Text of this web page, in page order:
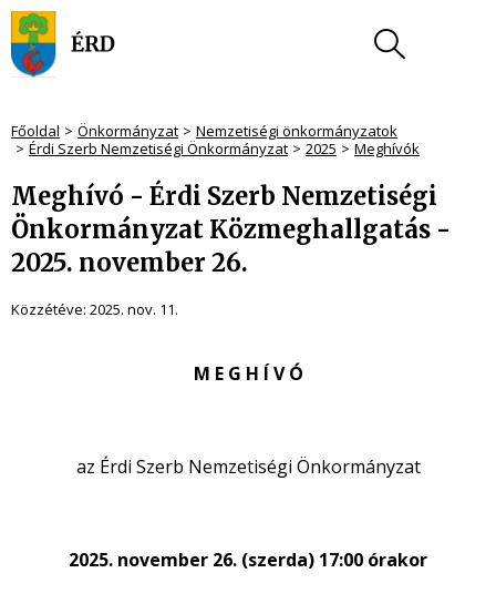
Főoldal Önkormányzat
Nemzetiségi önkormányzatok
Érdi Szerb Nemzetiségi Önkormányzat
2025 Meghívók
Meghívó - Érdi Szerb Nemzetiségi
Önkormányzat Közmeghallgatás -
2025. november 26.
Közzétéve: 2025. nov. 11.
M E G H Í V Ó
az Érdi Szerb Nemzetiségi Önkormányzat
2025. november 26. (szerda) 17:00 órakor